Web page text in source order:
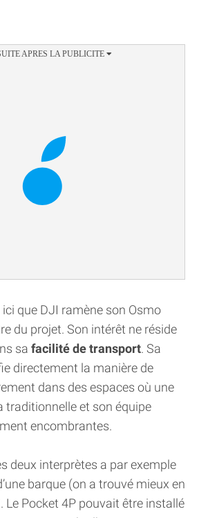
ici que DJI ramène son Osmo
du projet. Son intérêt ne réside
sa facilité de transport. Sa
directement la manière de
dans des espaces où une
traditionnelle et son équipe
encombrantes.
deux interprètes a par exemple
barque (on a trouvé mieux en
Le Pocket 4P pouvait être installé